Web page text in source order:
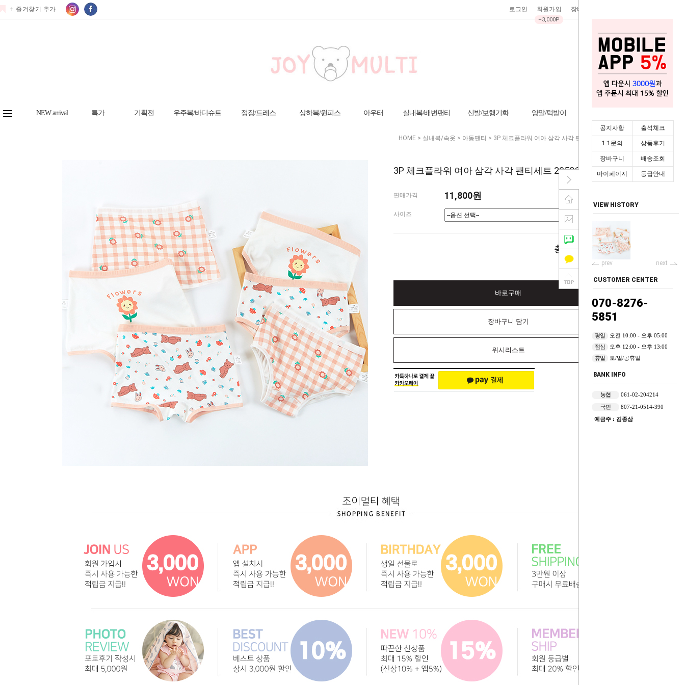
공지사항 출석체크
1:1문의 상품후기
장바구니 배송조회
마이페이지 등급안내
VIEW HISTORY
prev next
CUSTOMER CENTER
070-8276-
5851
평일
오전 10:00 - 오후 05:00
점심
오후 12:00 - 오후 13:00
휴일
토/일/공휴일
BANK INFO
농협
061-02-204214
국민
807-21-0514-390
예금주 : 김종삼
+ 즐겨찾기 추가 로그인 회원가입
+3,000P
장바구니
NEW arrival 특가 기획전 우주복/바디슈트 정장/드레스 상하복/원피스 아우터 실내복/배변팬티 신발/보행기화 양말/턱받이
HOME > 실내복/속옷 > 아동팬티 > 3P 체크플라워 여아 삼각 사각 팬티세트 205865
3P 체크플라워 여아 삼각 사각 팬티세트 205865
판매가격 11,800원
사이즈
총 상품 금액0원
바로구매
장바구니 담기
위시리스트